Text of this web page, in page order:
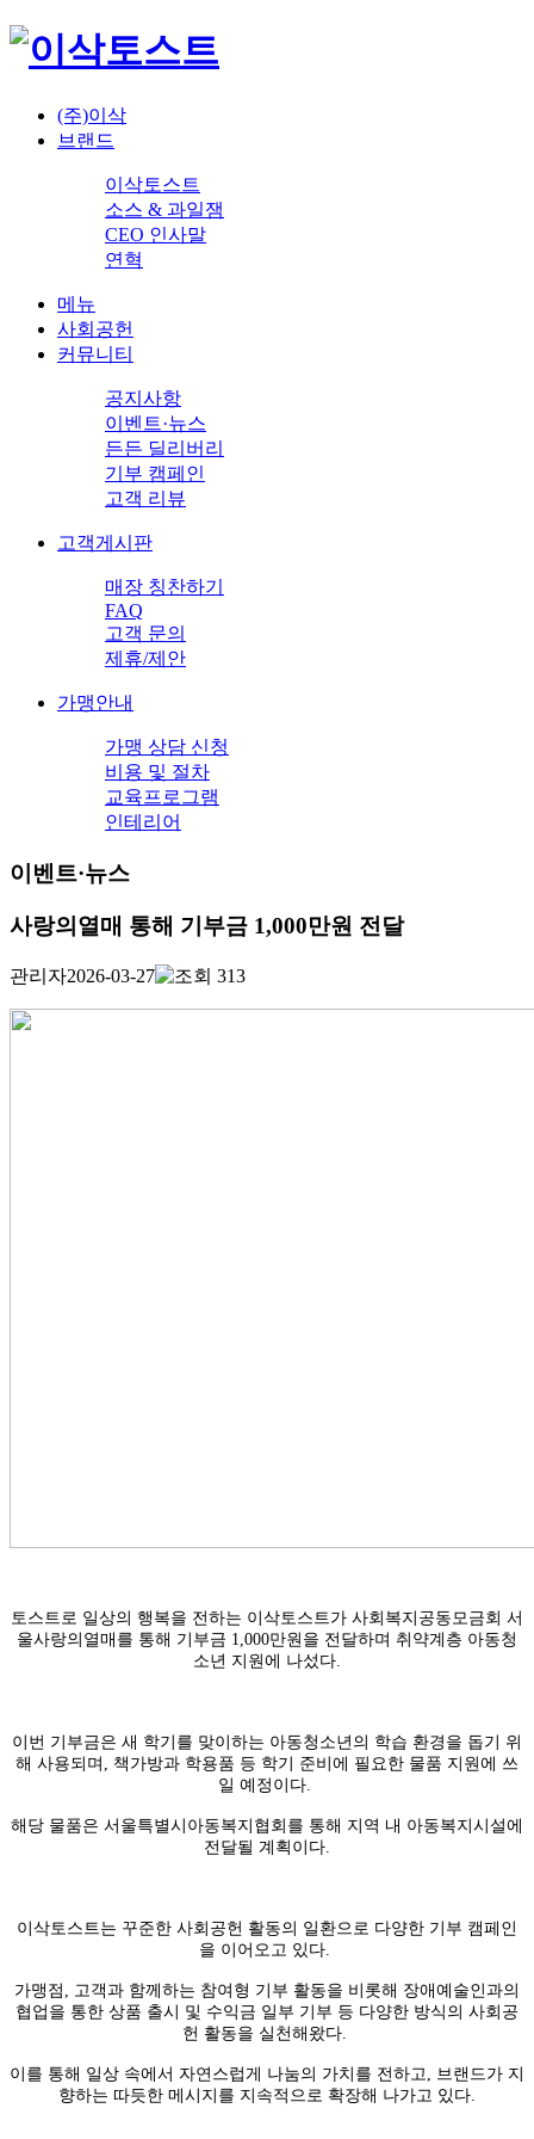
(주)이삭
브랜드
이삭토스트
소스 & 과일잼
CEO 인사말
연혁
메뉴
사회공헌
커뮤니티
공지사항
이벤트·뉴스
든든 딜리버리
기부 캠페인
고객 리뷰
고객게시판
매장 칭찬하기
FAQ
고객 문의
제휴/제안
가맹안내
가맹 상담 신청
비용 및 절차
교육프로그램
인테리어
이벤트·뉴스
사랑의열매 통해 기부금 1,000만원 전달
관리자2026-03-27 313
토스트로 일상의 행복을 전하는 이삭토스트가 사회복지공동모금회 서
울사랑의열매를 통해 기부금 1,000만원을 전달하며 취약계층 아동청
소년 지원에 나섰다.
이번 기부금은 새 학기를 맞이하는 아동청소년의 학습 환경을 돕기 위
해 사용되며, 책가방과 학용품 등 학기 준비에 필요한 물품 지원에 쓰
일 예정이다.
해당 물품은 서울특별시아동복지협회를 통해 지역 내 아동복지시설에
전달될 계획이다.
이삭토스트는 꾸준한 사회공헌 활동의 일환으로 다양한 기부 캠페인
을 이어오고 있다.
가맹점, 고객과 함께하는 참여형 기부 활동을 비롯해 장애예술인과의
협업을 통한 상품 출시 및 수익금 일부 기부 등 다양한 방식의 사회공
헌 활동을 실천해왔다.
이를 통해 일상 속에서 자연스럽게 나눔의 가치를 전하고, 브랜드가 지
향하는 따듯한 메시지를 지속적으로 확장해 나가고 있다.